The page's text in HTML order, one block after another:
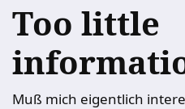
Too little
Muß mich eigentlich